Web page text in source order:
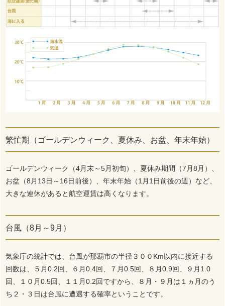
繁忙期（ゴールデンウィーク、夏休み、お盆、年末年始）
ゴールデンウィーク（4月末～5月初旬）、夏休み期間（7月8月）、
お盆（8月13日～16日前後）、年末年始（1月1日前後の週）など、
大きな連休があると航空運賃は高くなります。
台風（8月～9月）
気象庁の統計では、台風が那覇市の半径３００Km以内に接近する
回数は、５月0.2回、６月0.4回、７月0.5回、８月0.9回、９月1.0
回、１０月0.5回、１１月0.2回ですから、８月・９月は１ヵ月のう
ち２・３日は台風に遭遇する確率ということです。